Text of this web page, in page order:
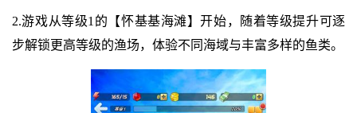
2.游戏从等级1的【怀基基海滩】开始，随着等级提升可逐
步解锁更高等级的渔场，体验不同海域与丰富多样的鱼类。